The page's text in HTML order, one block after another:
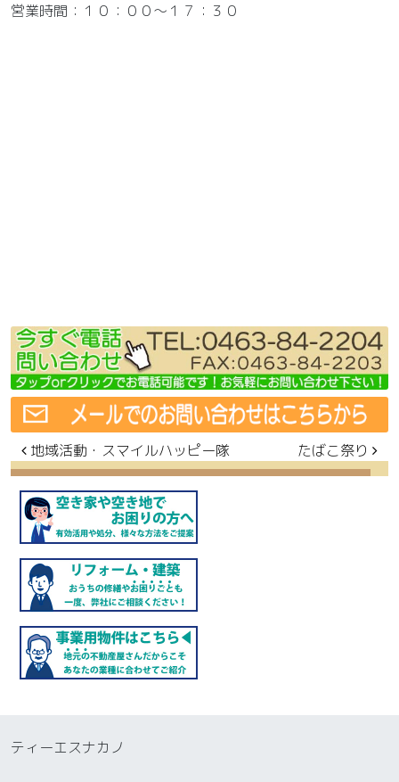
営業時間：１０：００～１７：３０
投稿ナビゲーション
地域活動・スマイルハッピー隊 たばこ祭り
ティーエスナカノ